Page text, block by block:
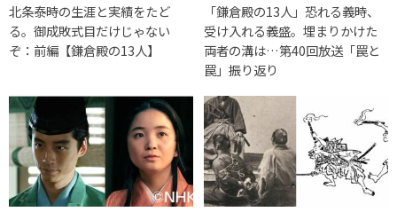
北条泰時の生涯と実績をたど
る。御成敗式目だけじゃない
ぞ：前編【鎌倉殿の13人】
「鎌倉殿の13人」恐れる義時、
受け入れる義盛。埋まりかけた
両者の溝は…第40回放送「罠と
罠」振り返り